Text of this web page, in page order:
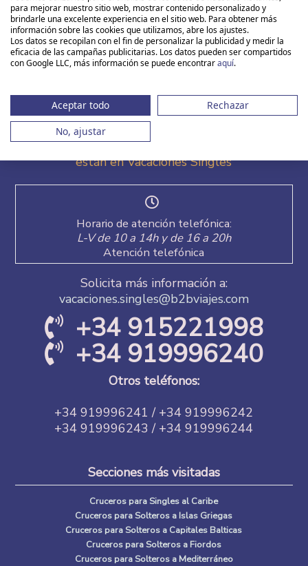
Los mejores Viajes para Solteros y Solteras
están en Vacaciones Singles
Horario de atención telefónica:
L-V de 10 a 14h y de 16 a 20h
Atención telefónica
Solicita más información a:
vacaciones.singles@b2bviajes.com
+34 915221998
+34 919996240
Otros teléfonos:
+34 919996241 / +34 919996242
+34 919996243 / +34 919996244
Secciones más visitadas
Cruceros para Singles al Caribe
Cruceros para Solteros a Islas Griegas
Cruceros para Solteros a Capitales Balticas
Cruceros para Solteros a Fiordos
Cruceros para Solteros a Mediterráneo
para mejorar nuestro sitio web, mostrar contenido personalizado y
brindarle una excelente experiencia en el sitio web. Para obtener más
información sobre las cookies que utilizamos, abre los ajustes.
Los datos se recopilan con el fin de personalizar la publicidad y medir la
eficacia de las campañas publicitarias. Los datos pueden ser compartidos
con Google LLC, más información se puede encontraraquí.
Aceptar todo
Rechazar
No, ajustar